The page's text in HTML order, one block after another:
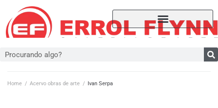
Home / Acervo obras de arte / Ivan Serpa